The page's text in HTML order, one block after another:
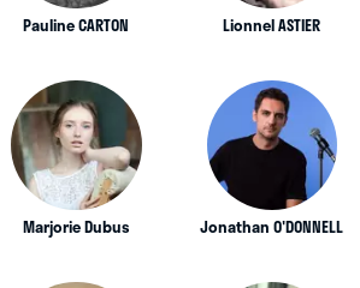
Pauline CARTON Lionnel ASTIER
Marjorie Dubus Jonathan O'DONNELL